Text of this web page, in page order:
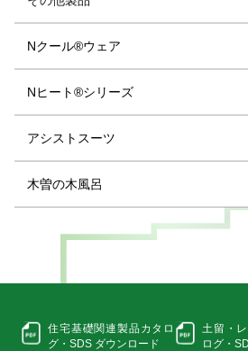
Nクール®ウェア
Nヒート®シリーズ
アシストスーツ
木曽の木風呂
住宅基礎関連製品カタロ
グ・SDS ダウンロード
土留・
ログ・